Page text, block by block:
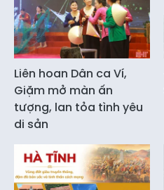
Liên hoan Dân ca Ví,
Giặm mở màn ấn
tượng, lan tỏa tình yêu
di sản